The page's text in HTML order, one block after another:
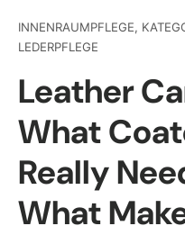
INNENRAUMPFLEGE,
LEDERPFLEGE
Leather
What
Really
What